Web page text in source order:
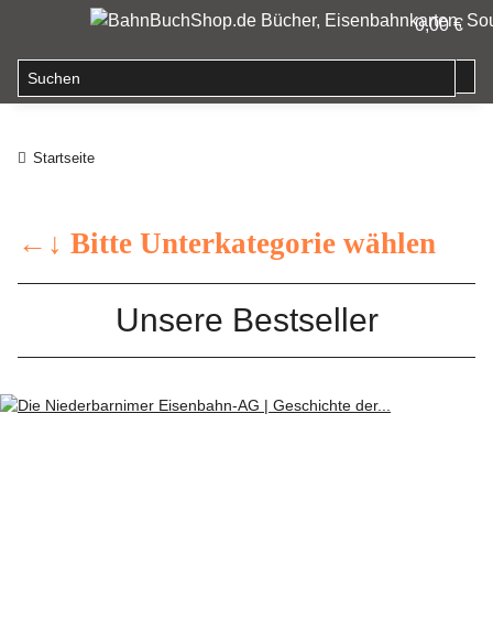
0,00 €
Startseite
←↓ Bitte Unterkategorie wählen
Unsere Bestseller